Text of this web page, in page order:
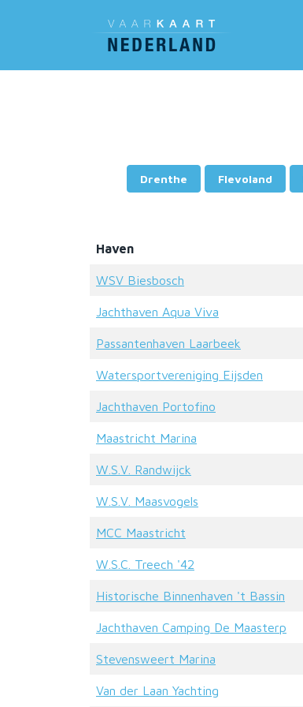
Drenthe Flevoland
Haven
WSV Biesbosch
Jachthaven Aqua Viva
Passantenhaven Laarbeek
Watersportvereniging Eijsden
Jachthaven Portofino
Maastricht Marina
W.S.V. Randwijck
W.S.V. Maasvogels
MCC Maastricht
W.S.C. Treech '42
Historische Binnenhaven 't Bassin
Jachthaven Camping De Maasterp
Stevensweert Marina
Van der Laan Yachting